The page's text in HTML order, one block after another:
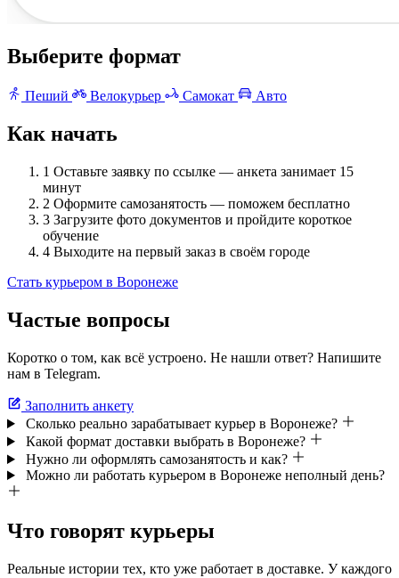
Выберите формат
Пеший Велокурьер Самокат Авто
Как начать
1 Оставьте заявку по ссылке — анкета занимает 15
минут
2 Оформите самозанятость — поможем бесплатно
3 Загрузите фото документов и пройдите короткое
обучение
4 Выходите на первый заказ в своём городе
Стать курьером в Воронеже
Частые вопросы
Коротко о том, как всё устроено. Не нашли ответ? Напишите
нам в Telegram.
Заполнить анкету
Сколько реально зарабатывает курьер в Воронеже?
Какой формат доставки выбрать в Воронеже?
Нужно ли оформлять самозанятость и как?
Можно ли работать курьером в Воронеже неполный день?
Что говорят курьеры
Реальные истории тех, кто уже работает в доставке. У каждого